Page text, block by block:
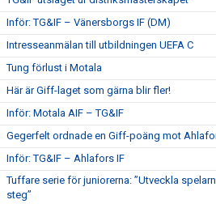
Inför: TG&IF – Vänersborgs IF (DM)
Intresseanmälan till utbildningen UEFA C
Tung förlust i Motala
Här är Giff-laget som gärna blir fler!
Inför: Motala AIF – TG&IF
Gegerfelt ordnade en Giff-poäng mot
Inför: TG&IF – Ahlafors IF
Tuffare serie för juniorerna: ”Utveckla
steg”